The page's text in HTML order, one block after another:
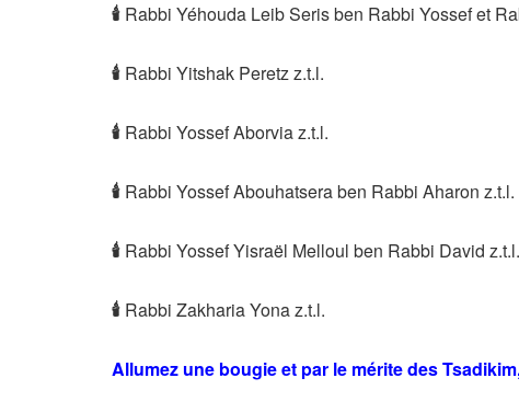
🕯 Rabbi Yéhouda Leib Seris ben Rabbi Yossef et
🕯 Rabbi Yitshak Peretz z.t.l.
🕯 Rabbi Yossef Aborvia z.t.l.
🕯 Rabbi Yossef Abouhatsera ben Rabbi Aharon z.t.l.
🕯 Rabbi Yossef Yisraël Melloul ben Rabbi David z.t.l.
🕯 Rabbi Zakharia Yona z.t.l.
Allumez une bougie et par le mérite des